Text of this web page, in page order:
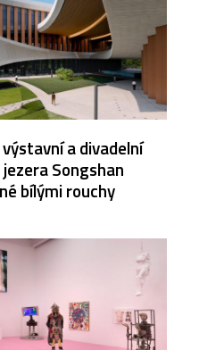
a divadelní
Songshan
bílými rouchy